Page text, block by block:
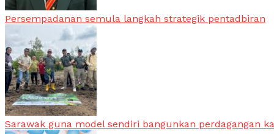
Persempadanan semula langkah strategik pentadbiran
Sarawak guna model sendiri bangunkan perdagangan